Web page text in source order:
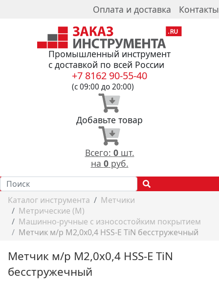
Оплата и доставка Контакты
Промышленный инструмент
с доставкой по всей России
+7 8162 90-55-40
(с 09:00 до 20:00)
Добавьте товар
Всего: 0шт.
на 0руб.
Каталог инструмента
Метчики
Метрические (М)
Машинно-ручные с износостойким покрытием
Метчик м/р M2,0х0,4 HSS-E TiN бесстружечный
Метчик м/р M2,0х0,4 HSS-E TiN
бесстружечный